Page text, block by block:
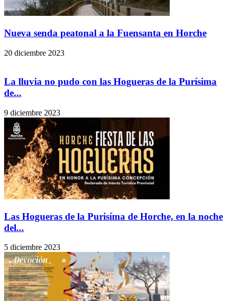
Nueva senda peatonal a la Fuensanta en Horche
20 diciembre 2023
La lluvia no pudo con las Hogueras de la Purísima
de...
9 diciembre 2023
Las Hogueras de la Purisíma de Horche, en la noche
del...
5 diciembre 2023